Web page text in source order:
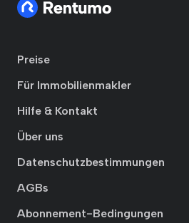
Preise
Für Immobilienmakler
Hilfe & Kontakt
Über uns
Datenschutzbestimmungen
AGBs
Abonnement-Bedingungen